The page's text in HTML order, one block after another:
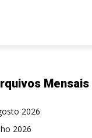
Mensais
2026
2026